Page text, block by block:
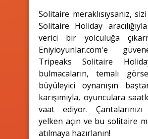
Solitaire meraklısıysanız,
Solitaire Holiday
verici bir yolculuğa
Eniyioyunlar.com'e
Tripeaks Solitaire
bulmacaların, temalı
büyüleyici oynanışın
karışımıyla, oyunculara
vaat ediyor. Çantalarınızı
yelken açın ve bu solitaire
atılmaya hazırlanın!